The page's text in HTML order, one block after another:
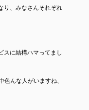
り、みなさんそれぞれ
スに結構ハマってまし
んな人がいますね、